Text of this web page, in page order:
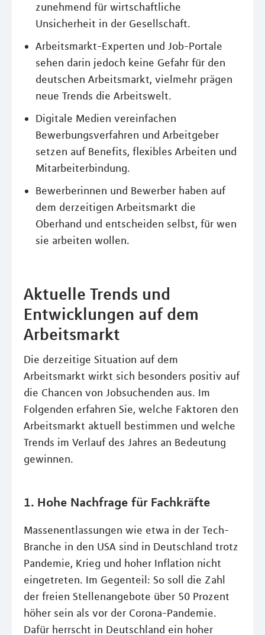
zunehmend für wirtschaftliche
Unsicherheit in der Gesellschaft.
Arbeitsmarkt-Experten und Job-Portale
sehen darin jedoch keine Gefahr für den
deutschen Arbeitsmarkt, vielmehr prägen
neue Trends die Arbeitswelt.
Digitale Medien vereinfachen
Bewerbungsverfahren und Arbeitgeber
setzen auf Benefits, flexibles Arbeiten und
Mitarbeiterbindung.
Bewerberinnen und Bewerber haben auf
dem derzeitigen Arbeitsmarkt die
Oberhand und entscheiden selbst, für wen
sie arbeiten wollen.
Aktuelle Trends und
Entwicklungen auf dem
Arbeitsmarkt
Die derzeitige Situation auf dem
Arbeitsmarkt wirkt sich besonders positiv auf
die Chancen von Jobsuchenden aus. Im
Folgenden erfahren Sie, welche Faktoren den
Arbeitsmarkt aktuell bestimmen und welche
Trends im Verlauf des Jahres an Bedeutung
gewinnen.
1. Hohe Nachfrage für Fachkräfte
Massenentlassungen wie etwa in der Tech-
Branche in den USA sind in Deutschland trotz
Pandemie, Krieg und hoher Inflation nicht
eingetreten. Im Gegenteil: So soll die Zahl
der freien Stellenangebote über 50 Prozent
höher sein als vor der Corona-Pandemie.
Dafür herrscht in Deutschland ein hoher